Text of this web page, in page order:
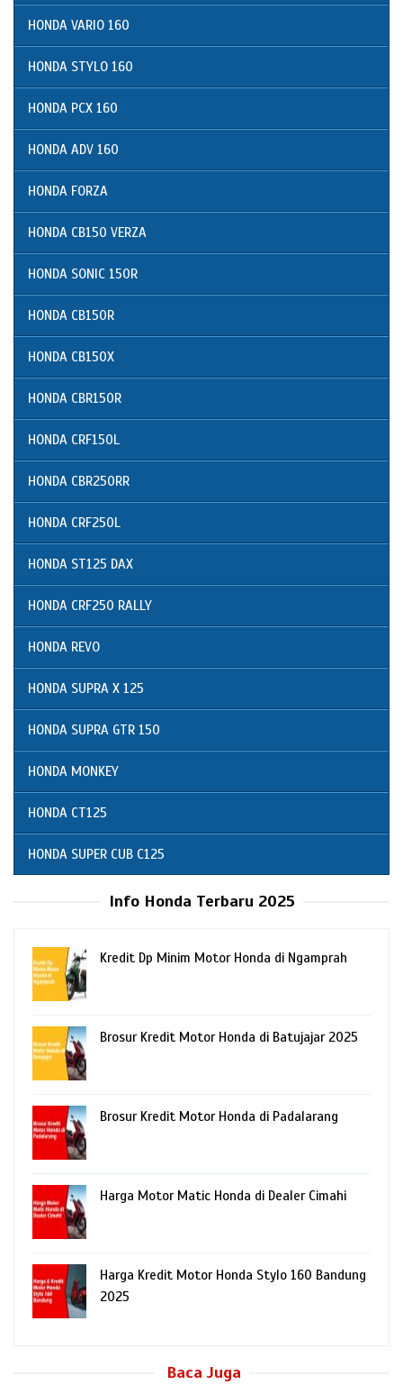
HONDA VARIO 160
HONDA STYLO 160
HONDA PCX 160
HONDA ADV 160
HONDA FORZA
HONDA CB150 VERZA
HONDA SONIC 150R
HONDA CB150R
HONDA CB150X
HONDA CBR150R
HONDA CRF150L
HONDA CBR250RR
HONDA CRF250L
HONDA ST125 DAX
HONDA CRF250 RALLY
HONDA REVO
HONDA SUPRA X 125
HONDA SUPRA GTR 150
HONDA MONKEY
HONDA CT125
HONDA SUPER CUB C125
Info Honda Terbaru 2025
Kredit Dp Minim Motor Honda di Ngamprah
Brosur Kredit Motor Honda di Batujajar 2025
Brosur Kredit Motor Honda di Padalarang
Harga Motor Matic Honda di Dealer Cimahi
Harga Kredit Motor Honda Stylo 160 Bandung
2025
Baca Juga